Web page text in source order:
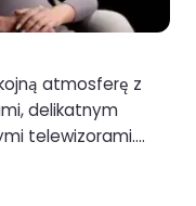
atmosferę z
delikatnym
telewizorami.
spokojną